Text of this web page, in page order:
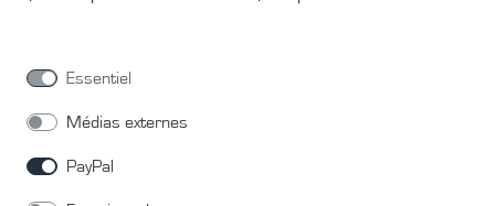
Essentiel
Médias externes
PayPal